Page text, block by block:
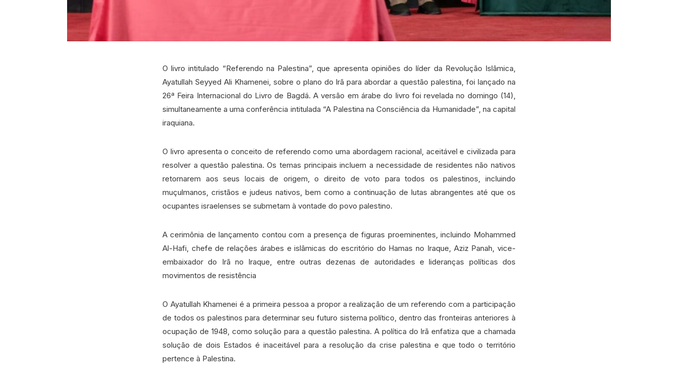
O livro intitulado “Referendo na Palestina”, que apresenta opiniões do líder da Revolução Islâmica,
Ayatullah Seyyed Ali Khamenei, sobre o plano do Irã para abordar a questão palestina, foi lançado na
26ª Feira Internacional do Livro de Bagdá. A versão em árabe do livro foi revelada no domingo (14),
simultaneamente a uma conferência intitulada “A Palestina na Consciência da Humanidade”, na capital
iraquiana.
O livro apresenta o conceito de referendo como uma abordagem racional, aceitável e civilizada para
resolver a questão palestina. Os temas principais incluem a necessidade de residentes não nativos
retornarem aos seus locais de origem, o direito de voto para todos os palestinos, incluindo
muçulmanos, cristãos e judeus nativos, bem como a continuação de lutas abrangentes até que os
ocupantes israelenses se submetam à vontade do povo palestino.
A cerimônia de lançamento contou com a presença de figuras proeminentes, incluindo Mohammed
Al-Hafi, chefe de relações árabes e islâmicas do escritório do Hamas no Iraque, Aziz Panah, vice-
embaixador do Irã no Iraque, entre outras dezenas de autoridades e lideranças políticas dos
movimentos de resistência
O Ayatullah Khamenei é a primeira pessoa a propor a realização de um referendo com a participação
de todos os palestinos para determinar seu futuro sistema político, dentro das fronteiras anteriores à
ocupação de 1948, como solução para a questão palestina. A política do Irã enfatiza que a chamada
solução de dois Estados é inaceitável para a resolução da crise palestina e que todo o território
pertence à Palestina.